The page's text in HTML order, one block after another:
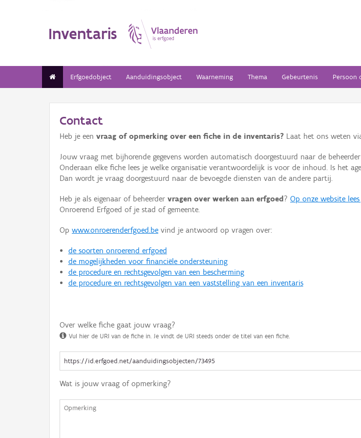
Inventaris
Erfgoedobject Aanduidingsobject Waarneming Thema Gebeurtenis Persoon
Contact
Heb je een vraag of opmerking over een fiche in de inventaris? Laat het ons weten
Jouw vraag met bijhorende gegevens worden automatisch doorgestuurd naar de
Onderaan elke fiche lees je welke organisatie verantwoordelijk is voor de inhoud. Is het
Dan wordt je vraag doorgestuurd naar de bevoegde diensten van de andere partij.
Heb je als eigenaar of beheerder vragen over werken aan erfgoed ? Op onze website
Onroerend Erfgoed of je stad of gemeente.
Op www.onroerenderfgoed.be vind je antwoord op vragen over:
de soorten onroerend erfgoed
de mogelijkheden voor financiële ondersteuning
de procedure en rechtsgevolgen van een bescherming
de procedure en rechtsgevolgen van een vaststelling van een inventaris
Over welke fiche gaat jouw vraag?
Vul hier de URI van de fiche in. Je vindt de URI steeds onder de titel van een fiche.
Wat is jouw vraag of opmerking?